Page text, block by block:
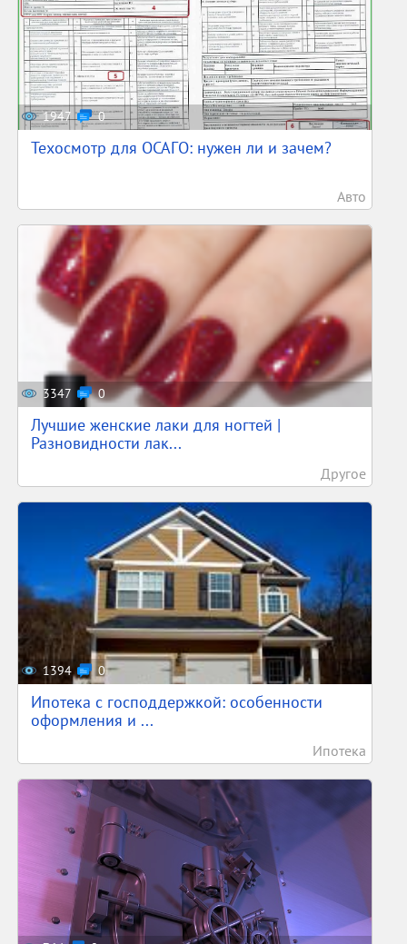
1947 0
Техосмотр для ОСАГО: нужен ли и зачем?
Авто
3347 0
Лучшие женские лаки для ногтей |
Разновидности лак...
Другое
1394 0
Ипотека с господдержкой: особенности
оформления и ...
Ипотека